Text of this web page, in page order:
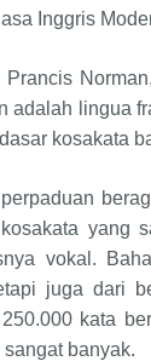
Inggris
adalah lingua
kosakata
yang
vokal.
juga dari
kata
banyak.